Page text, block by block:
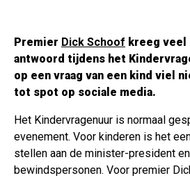
Premier Dick Schoof kreeg
antwoord tijdens het
op een vraag van een kind viel
tot spot op sociale media.
Het Kindervragenuur is normaal
evenement. Voor kinderen is het
stellen aan de minister-president
bewindspersonen. Voor premier